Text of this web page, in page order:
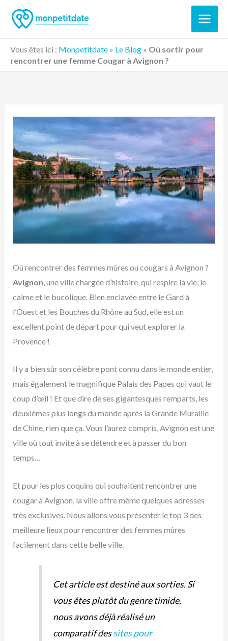
Vous êtes ici : Monpetitdate » Le Blog » Où sortir pour
rencontrer une femme Cougar à Avignon ?
Où rencontrer des femmes mûres ou cougars à Avignon ?
Avignon, une ville chargée d’histoire, qui respire la vie, le
calme et le bucolique. Bien enclavée entre le Gard à
l’Ouest et les Bouches du Rhône au Sud, elle est un
excellent point de départ pour qui veut explorer la
Provence !
Il y a bien sûr son célèbre pont connu dans le monde entier,
mais également le magnifique Palais des Papes qui vaut le
coup d’œil ! Et que dire de ses gigantesques remparts, les
deuxièmes plus longs du monde après la Grande Muraille
de Chine, rien que ça. Vous l’aurez compris, Avignon est une
ville où tout invite à se détendre et à passer du bon
temps…
Et pour les plus coquins qui souhaitent rencontrer une
cougar à Avignon, la ville offre même quelques adresses
très exclusives. Nous allons vous présenter le top 3 des
meilleure lieux pour rencontrer des femmes mûres
facilement dans cette belle ville.
Cet article est destiné aux sorties. Si
vous êtes plutôt du genre timide,
nous avons déjà réalisé un
comparatif dessites pour